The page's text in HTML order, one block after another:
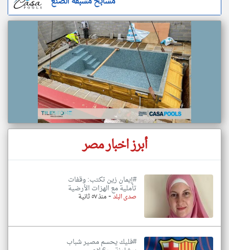
أبرز اخبار مصر
#إيمان زين تكتب: وقفات
تأملية مع الهزات الأرضية
صدى البلد-منذ ٥٧ ثانية
#فليك يحسم مصير شباب